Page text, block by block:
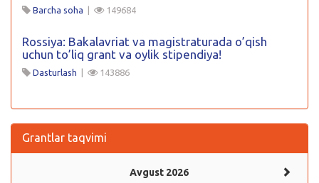
Barcha soha 149684
Rossiya: Bakalavriat va magistraturada o’qish
uchun to’liq grant va oylik stipendiya!
Dasturlash 143886
Grantlar taqvimi
Avgust 2026